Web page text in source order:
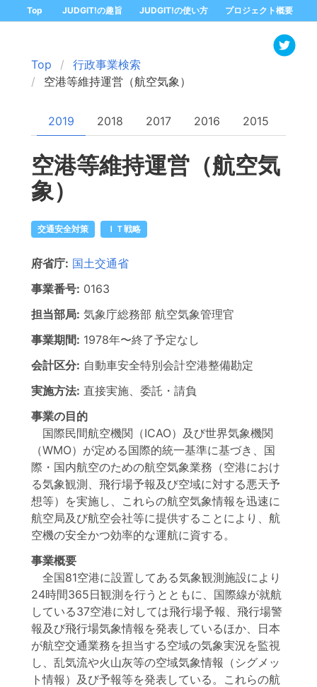
Top JUDGIT!の趣旨 JUDGIT!の使い方 プロジェクト概要
Top
行政事業検索
空港等維持運営（航空気象）
2019 2018 2017 2016 2015
空港等維持運営（航空気
象）
交通安全対策 ＩＴ戦略
府省庁: 国土交通省
事業番号: 0163
担当部局: 気象庁総務部 航空気象管理官
事業期間: 1978年〜終了予定なし
会計区分: 自動車安全特別会計空港整備勘定
実施方法: 直接実施、委託・請負
事業の目的
国際民間航空機関（ICAO）及び世界気象機関
（WMO）が定める国際的統一基準に基づき、国
際・国内航空のための航空気象業務（空港におけ
る気象観測、飛行場予報及び空域に対する悪天予
想等）を実施し、これらの航空気象情報を迅速に
航空局及び航空会社等に提供することにより、航
空機の安全かつ効率的な運航に資する。
事業概要
全国81空港に設置してある気象観測施設により
24時間365日観測を行うとともに、国際線が就航
している37空港に対しては飛行場予報、飛行場警
報及び飛行場気象情報を発表しているほか、日本
が航空交通業務を担当する空域の気象実況を監視
し、乱気流や火山灰等の空域気象情報（シグメッ
ト情報）及び予報等を発表している。これらの航